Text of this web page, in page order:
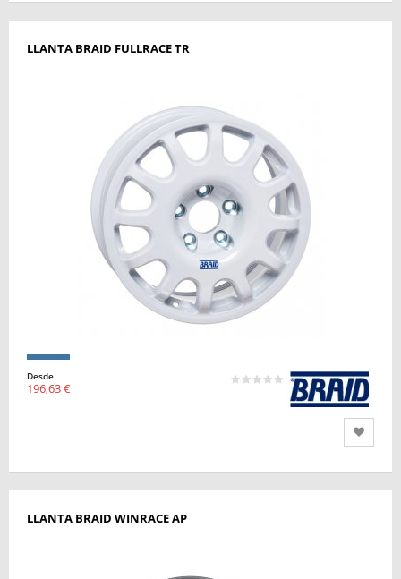
LLANTA BRAID FULLRACE TR
Desde
196,63 €
LLANTA BRAID WINRACE AP